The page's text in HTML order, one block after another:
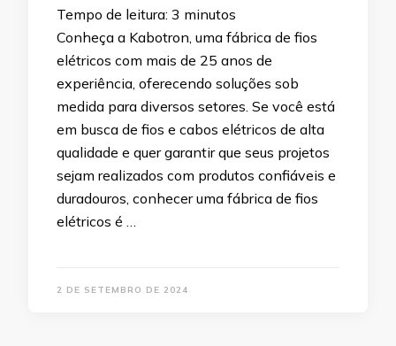
Tempo de leitura: 3 minutos
Conheça a Kabotron, uma fábrica de fios
elétricos com mais de 25 anos de
experiência, oferecendo soluções sob
medida para diversos setores. Se você está
em busca de fios e cabos elétricos de alta
qualidade e quer garantir que seus projetos
sejam realizados com produtos confiáveis e
duradouros, conhecer uma fábrica de fios
elétricos é …
2 DE SETEMBRO DE 2024